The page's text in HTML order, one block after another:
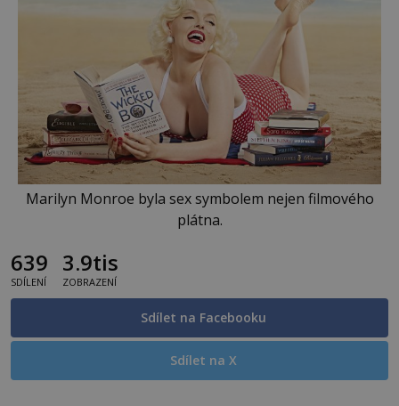
Marilyn Monroe byla sex symbolem nejen filmového
plátna.
639
SDÍLENÍ
3.9tis
ZOBRAZENÍ
Sdílet na Facebooku
Sdílet na X